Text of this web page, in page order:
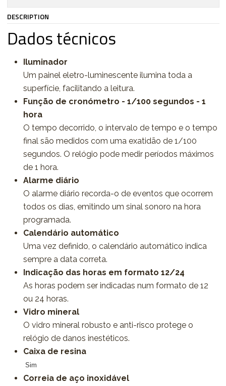
DESCRIPTION
Dados técnicos
Iluminador
Um painel eletro-luminescente ilumina toda a
superfície, facilitando a leitura.
Função de cronómetro - 1/100 segundos - 1
hora
O tempo decorrido, o intervalo de tempo e o tempo
final são medidos com uma exatidão de 1/100
segundos. O relógio pode medir períodos máximos
de 1 hora.
Alarme diário
O alarme diário recorda-o de eventos que ocorrem
todos os dias, emitindo um sinal sonoro na hora
programada.
Calendário automático
Uma vez definido, o calendário automático indica
sempre a data correta.
Indicação das horas em formato 12/24
As horas podem ser indicadas num formato de 12
ou 24 horas.
Vidro mineral
O vidro mineral robusto e anti-risco protege o
relógio de danos inestéticos.
Caixa de resina
Sim
Correia de aço inoxidável